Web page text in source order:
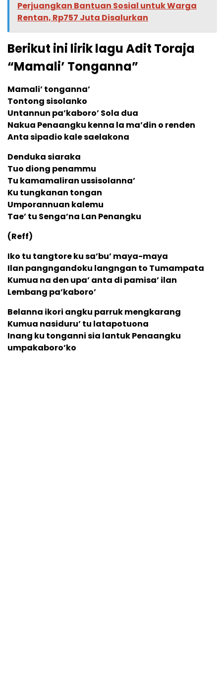
Perjuangkan Bantuan Sosial untuk Warga
Rentan, Rp757 Juta Disalurkan
Berikut ini lirik lagu Adit Toraja
“Mamali’ Tonganna”
Mamali’ tonganna’
Tontong sisolanko
Untannun pa’kaboro’ Sola dua
Nakua Penaangku kenna la ma’din o renden
Anta sipadio kale saelakona
Denduka siaraka
Tuo diong penammu
Tu kamamaliran ussisolanna’
Ku tungkanan tongan
Umporannuan kalemu
Tae’ tu Senga’na Lan Penangku
(Reff)
Iko tu tangtore ku sa’bu’ maya-maya
Ilan pangngandoku langngan to Tumampata
Kumua na den upa’ anta di pamisa’ ilan
Lembang pa’kaboro’
Belanna ikori angku parruk mengkarang
Kumua nasiduru’ tu latapotuona
Inang ku tonganni sia lantuk Penaangku
umpakaboro’ko